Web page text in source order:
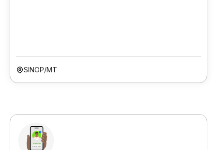
SINOP/MT